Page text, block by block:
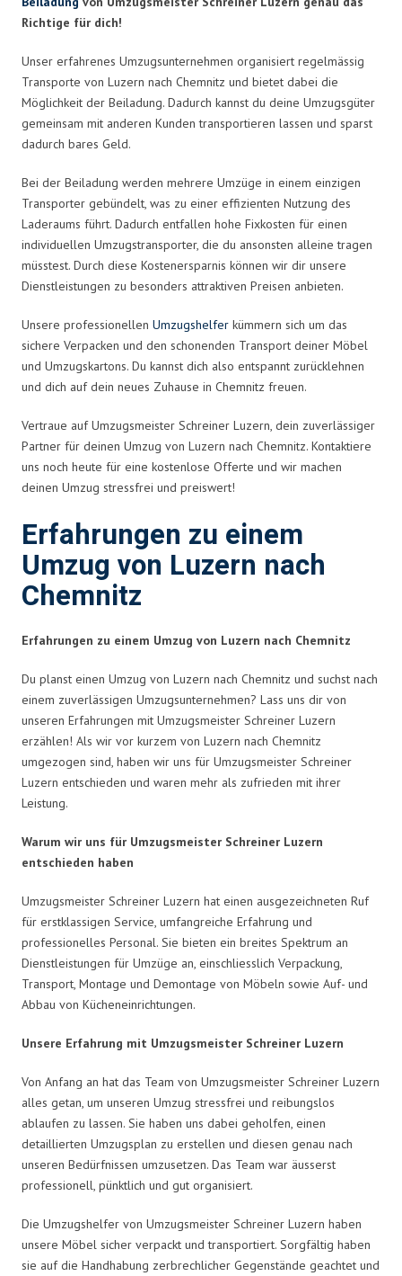
Richtige für dich!
Unser erfahrenes Umzugsunternehmen organisiert regelmässig
Transporte von Luzern nach Chemnitz und bietet dabei die
Möglichkeit der Beiladung. Dadurch kannst du deine Umzugsgüter
gemeinsam mit anderen Kunden transportieren lassen und sparst
dadurch bares Geld.
Bei der Beiladung werden mehrere Umzüge in einem einzigen
Transporter gebündelt, was zu einer effizienten Nutzung des
Laderaums führt. Dadurch entfallen hohe Fixkosten für einen
individuellen Umzugstransporter, die du ansonsten alleine tragen
müsstest. Durch diese Kostenersparnis können wir dir unsere
Dienstleistungen zu besonders attraktiven Preisen anbieten.
Unsere professionellen Umzugshelfer kümmern sich um das
sichere Verpacken und den schonenden Transport deiner Möbel
und Umzugskartons. Du kannst dich also entspannt zurücklehnen
und dich auf dein neues Zuhause in Chemnitz freuen.
Vertraue auf Umzugsmeister Schreiner Luzern, dein zuverlässiger
Partner für deinen Umzug von Luzern nach Chemnitz. Kontaktiere
uns noch heute für eine kostenlose Offerte und wir machen
deinen Umzug stressfrei und preiswert!
Erfahrungen zu einem
Umzug von Luzern nach
Chemnitz
Erfahrungen zu einem Umzug von Luzern nach Chemnitz
Du planst einen Umzug von Luzern nach Chemnitz und suchst nach
einem zuverlässigen Umzugsunternehmen? Lass uns dir von
unseren Erfahrungen mit Umzugsmeister Schreiner Luzern
erzählen! Als wir vor kurzem von Luzern nach Chemnitz
umgezogen sind, haben wir uns für Umzugsmeister Schreiner
Luzern entschieden und waren mehr als zufrieden mit ihrer
Leistung.
Warum wir uns für Umzugsmeister Schreiner Luzern
entschieden haben
Umzugsmeister Schreiner Luzern hat einen ausgezeichneten Ruf
für erstklassigen Service, umfangreiche Erfahrung und
professionelles Personal. Sie bieten ein breites Spektrum an
Dienstleistungen für Umzüge an, einschliesslich Verpackung,
Transport, Montage und Demontage von Möbeln sowie Auf- und
Abbau von Kücheneinrichtungen.
Unsere Erfahrung mit Umzugsmeister Schreiner Luzern
Von Anfang an hat das Team von Umzugsmeister Schreiner Luzern
alles getan, um unseren Umzug stressfrei und reibungslos
ablaufen zu lassen. Sie haben uns dabei geholfen, einen
detaillierten Umzugsplan zu erstellen und diesen genau nach
unseren Bedürfnissen umzusetzen. Das Team war äusserst
professionell, pünktlich und gut organisiert.
Die Umzugshelfer von Umzugsmeister Schreiner Luzern haben
unsere Möbel sicher verpackt und transportiert. Sorgfältig haben
sie auf die Handhabung zerbrechlicher Gegenstände geachtet und